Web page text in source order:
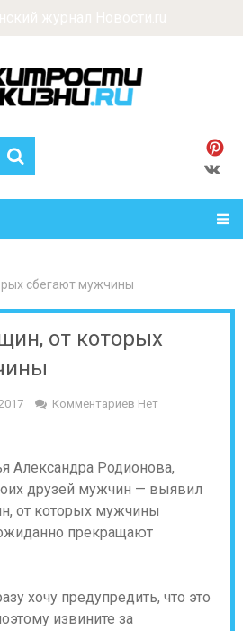
сбегают мужчины
от которых
Комментариев Нет
Александра Родионова,
друзей мужчин — выявил
от которых мужчины
прекращают
хочу предупредить, что это
извините за